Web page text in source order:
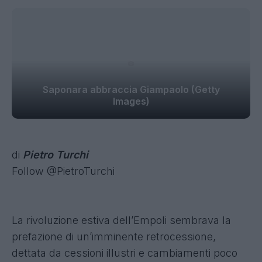
Saponara abbraccia Giampaolo (Getty
Images)
di Pietro Turchi
Follow @PietroTurchi
La rivoluzione estiva dell’Empoli sembrava la
prefazione di un’imminente retrocessione,
dettata da cessioni illustri e cambiamenti poco